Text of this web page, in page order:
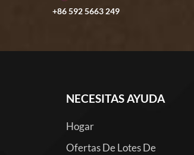
+86 592 5663 249
NECESITAS AYUDA
Hogar
Ofertas De Lotes De